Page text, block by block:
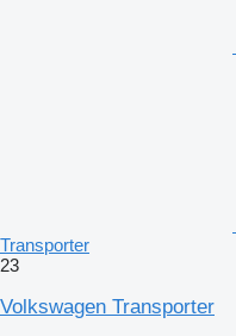
Transporter
23
Volkswagen Transporter